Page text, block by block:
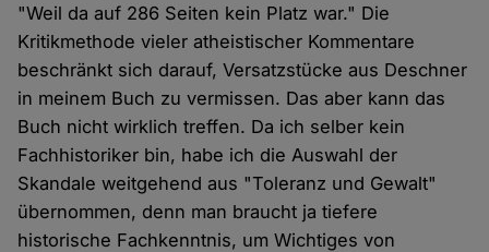
"Weil da auf 286 Seiten kein Platz war." Die
Kritikmethode vieler atheistischer Kommentare
beschränkt sich darauf, Versatzstücke aus Deschner
in meinem Buch zu vermissen. Das aber kann das
Buch nicht wirklich treffen. Da ich selber kein
Fachhistoriker bin, habe ich die Auswahl der
Skandale weitgehend aus "Toleranz und Gewalt"
übernommen, denn man braucht ja tiefere
historische Fachkenntnis, um Wichtiges von